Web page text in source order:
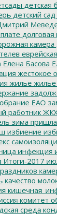
детская
детский сад
долговая
камера
Елена Басова
жестокое
жилье жилье
ЕАО
работник ЖКХ
зима пришла
избиение
инфекция
Итоги-2017
качество
комитет
среда